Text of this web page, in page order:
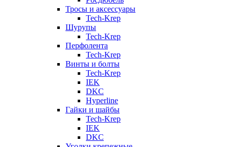
Тросы и аксессуары
Tech-Krep
Шурупы
Tech-Krep
Перфолента
Tech-Krep
Винты и болты
Tech-Krep
IEK
DKC
Hyperline
Гайки и шайбы
Tech-Krep
IEK
DKC